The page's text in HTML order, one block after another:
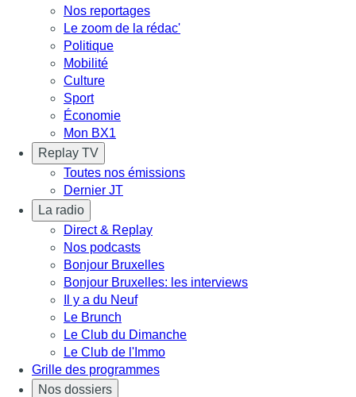
Nos reportages
Le zoom de la rédac'
Politique
Mobilité
Culture
Sport
Économie
Mon BX1
Replay TV
Toutes nos émissions
Dernier JT
La radio
Direct & Replay
Nos podcasts
Bonjour Bruxelles
Bonjour Bruxelles: les interviews
Il y a du Neuf
Le Brunch
Le Club du Dimanche
Le Club de l'Immo
Grille des programmes
Nos dossiers